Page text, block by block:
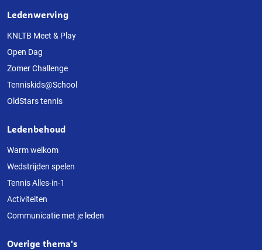
Over
deze
website
Ledenwerving
KNLTB Meet & Play
Open Dag
Zomer Challenge
Tenniskids@School
OldStars tennis
Ledenbehoud
Warm welkom
Wedstrijden spelen
Tennis Alles-in-1
Activiteiten
Communicatie met je leden
Overige thema's